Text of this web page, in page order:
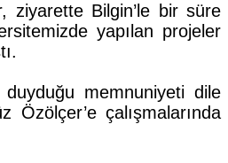
ziyarette Bilgin’le bir süre
yapılan projeler
memnuniyeti dile
Özölçer’e çalışmalarında